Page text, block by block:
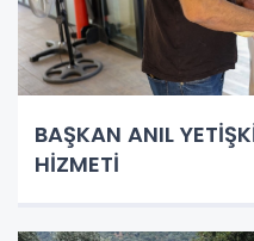
BAŞKAN ANIL
HİZMETİ